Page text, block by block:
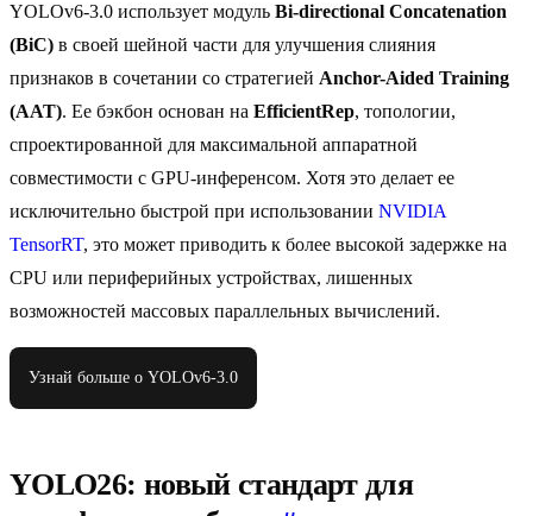
YOLOv6-3.0 использует модуль Bi-directional Concatenation
(BiC) в своей шейной части для улучшения слияния
признаков в сочетании со стратегией Anchor-Aided Training
(AAT). Ее бэкбон основан на EfficientRep, топологии,
спроектированной для максимальной аппаратной
совместимости с GPU-инференсом. Хотя это делает ее
исключительно быстрой при использовании NVIDIA
TensorRT, это может приводить к более высокой задержке на
CPU или периферийных устройствах, лишенных
возможностей массовых параллельных вычислений.
Узнай больше о YOLOv6-3.0
YOLO26: новый стандарт для